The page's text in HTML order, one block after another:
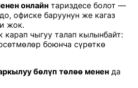
онлайн тариздесе болот —
офиске баруунун же кагаз
жок.
карап чыгуу талап кылынбайт:
боюнча сүрөткө
бөлүп төлөө менен да